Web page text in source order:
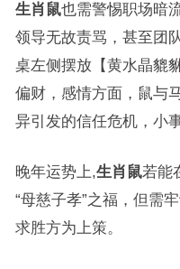
生肖鼠也需警惕职场暗
领导无故责骂，甚至团
桌左侧摆放【黄水晶貔
偏财，感情方面，鼠与
异引发的信任危机，小
晚年运势上,生肖鼠若能
“母慈子孝”之福，但需
求胜方为上策。